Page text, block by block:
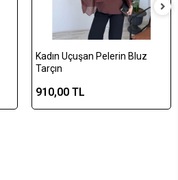
Kadın Uçuşan Pelerin Bluz
Tarçın
910,00 TL